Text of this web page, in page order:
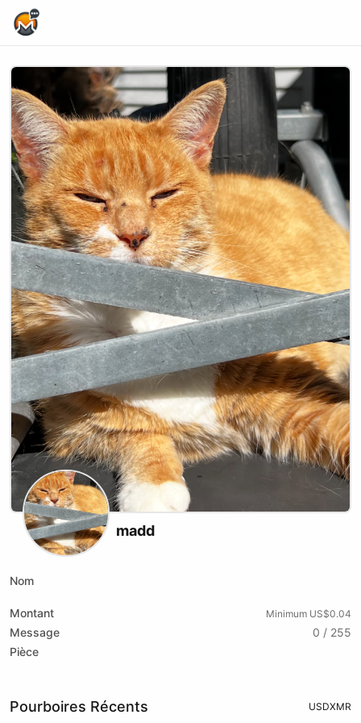
madd
Nom
Montant Minimum US$0.04
Message
0 / 255
Pièce
Pourboires Récents USDXMR